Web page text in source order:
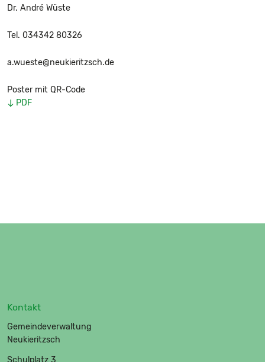
Dr. André Wüste
Tel. 034342 80326
a.wueste@neukieritzsch.de
Poster mit QR-Code
PDF
Kontakt
Gemeindeverwaltung
Neukieritzsch
Schulplatz 3